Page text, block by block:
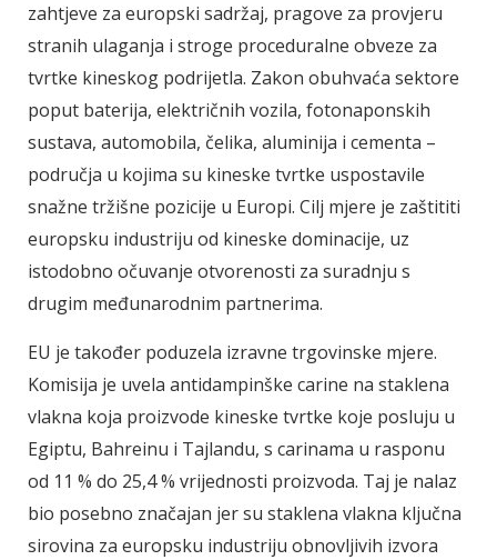
zahtjeve za europski sadržaj, pragove za provjeru
stranih ulaganja i stroge proceduralne obveze za
tvrtke kineskog podrijetla. Zakon obuhvaća sektore
poput baterija, električnih vozila, fotonaponskih
sustava, automobila, čelika, aluminija i cementa –
područja u kojima su kineske tvrtke uspostavile
snažne tržišne pozicije u Europi. Cilj mjere je zaštititi
europsku industriju od kineske dominacije, uz
istodobno očuvanje otvorenosti za suradnju s
drugim međunarodnim partnerima.
EU je također poduzela izravne trgovinske mjere.
Komisija je uvela antidampinške carine na staklena
vlakna koja proizvode kineske tvrtke koje posluju u
Egiptu, Bahreinu i Tajlandu, s carinama u rasponu
od 11 % do 25,4 % vrijednosti proizvoda. Taj je nalaz
bio posebno značajan jer su staklena vlakna ključna
sirovina za europsku industriju obnovljivih izvora